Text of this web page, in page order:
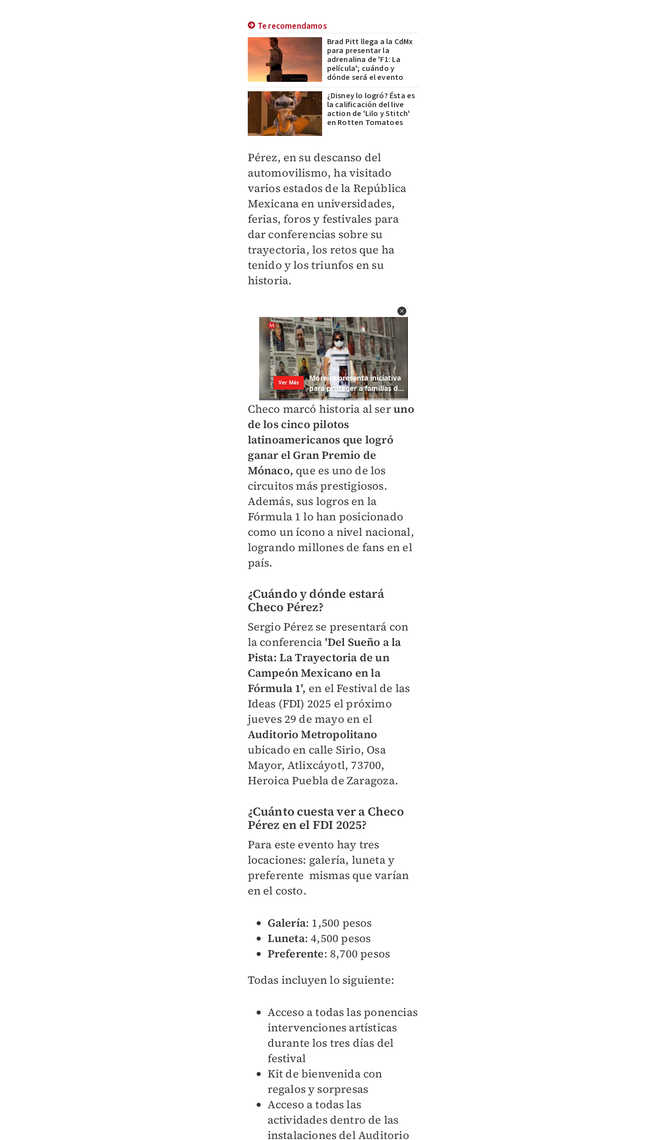
Te recomendamos
Brad Pitt llega a la CdMx
para presentar la
adrenalina de 'F1: La
película'; cuándo y
dónde será el evento
¿Disney lo logró? Ésta es
la calificación del live
action de 'Lilo y Stitch'
en Rotten Tomatoes
Pérez, en su descanso del
automovilismo, ha visitado
varios estados de la República
Mexicana en universidades,
ferias, foros y festivales para
dar conferencias sobre su
trayectoria, los retos que ha
tenido y los triunfos en su
historia.
Checo marcó historia al seruno
de los cinco pilotos
latinoamericanos que logró
ganar el Gran Premio de
Mónaco, que es uno de los
circuitos más prestigiosos.
Además, sus logros en la
Fórmula 1 lo han posicionado
como un ícono a nivel nacional,
logrando millones de fans en el
país.
¿Cuándo y dónde estará
Checo Pérez?
Sergio Pérez se presentará con
la conferencia 'Del Sueño a la
Pista: La Trayectoria de un
Campeón Mexicano en la
Fórmula 1', en el Festival de las
Ideas (FDI) 2025 el próximo
jueves 29 de mayo en el
Auditorio Metropolitano
ubicado en calle Sirio, Osa
Mayor, Atlixcáyotl, 73700,
Heroica Puebla de Zaragoza.
¿Cuánto cuesta ver a Checo
Pérez en el FDI 2025?
Para este evento hay tres
locaciones: galería, luneta y
preferente mismas que varían
en el costo.
Galería: 1,500 pesos
Luneta: 4,500 pesos
Preferente: 8,700 pesos
Todas incluyen lo siguiente:
Acceso a todas las ponencias
intervenciones artísticas
durante los tres días del
festival
Kit de bienvenida con
regalos y sorpresas
Acceso a todas las
actividades dentro de las
instalaciones del Auditorio